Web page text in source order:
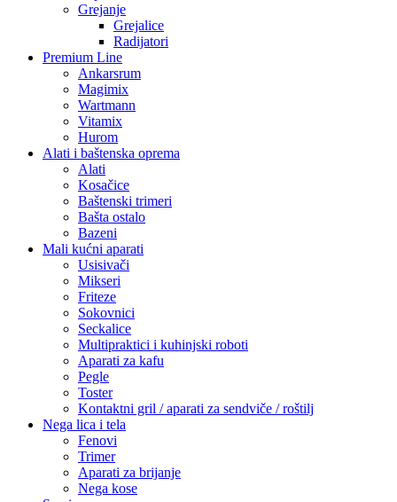
Grejanje
Grejalice
Radijatori
Premium Line
Ankarsrum
Magimix
Wartmann
Vitamix
Hurom
Alati i baštenska oprema
Alati
Kosačice
Baštenski trimeri
Bašta ostalo
Bazeni
Mali kućni aparati
Usisivači
Mikseri
Friteze
Sokovnici
Seckalice
Multipraktici i kuhinjski roboti
Aparati za kafu
Pegle
Toster
Kontaktni gril / aparati za sendviče / roštilj
Nega lica i tela
Fenovi
Trimer
Aparati za brijanje
Nega kose